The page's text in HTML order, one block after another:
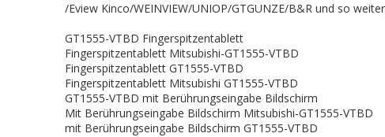
/Eview Kinco/WEINVIEW/UNIOP/GTGUNZE/B&R und so
GT1555-VTBD Fingerspitzentablett
Fingerspitzentablett Mitsubishi-GT1555-VTBD
Fingerspitzentablett GT1555-VTBD
Fingerspitzentablett Mitsubishi GT1555-VTBD
GT1555-VTBD mit Berührungseingabe Bildschirm
Mit Berührungseingabe Bildschirm Mitsubishi-GT1555-VTBD
mit Berührungseingabe Bildschirm GT1555-VTBD